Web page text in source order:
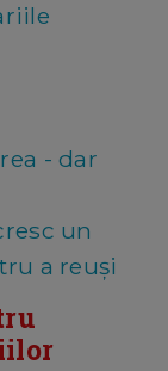
- dar
un
a reuși